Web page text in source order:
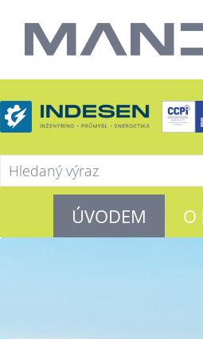
ÚVODEM O